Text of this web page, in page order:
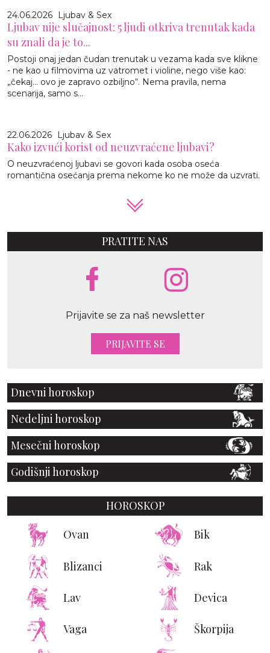
24.06.2026 Ljubav & Sex
Ljubav nije slučajnost: 5 ljudi otkriva trenutak kada
su znali da je to...
Postoji onaj jedan čudan trenutak u vezama kada sve klikne
- ne kao u filmovima uz vatromet i violine, nego više kao:
„čekaj… ovo je zapravo ozbiljno“. Nema pravila, nema
scenarija, samo s...
22.06.2026 Ljubav & Sex
Kako izvući korist od neuzvraćene ljubavi?
O neuzvraćenoj ljubavi se govori kada osoba oseća
romantična osećanja prema nekome ko ne može da uzvrati.
PRATITE NAS
Prijavite se za naš newsletter
PRIJAVITE SE
Dnevni horoskop
Nedeljni horoskop
Mesečni horoskop
Godišnji horoskop
HOROSKOP
Ovan Bik
Blizanci Rak
Lav Devica
Vaga Škorpija